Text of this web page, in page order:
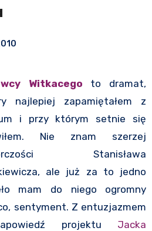
Witkacego to dramat,
najlepiej zapamiętałem z
i przy którym setnie się
Nie znam szerzej
Stanisława
ale już za to jedno
mam do niego ogromny
sentyment. Z entuzjazmem
projektu Jacka